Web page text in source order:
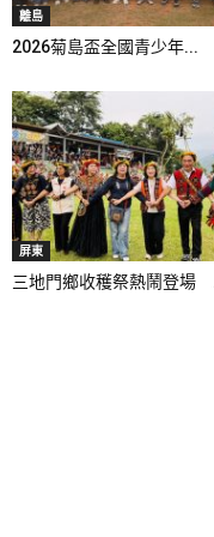
離島
2026菊島盃全國青少年...
屏東
三地門鄉收穫祭熱鬧登場